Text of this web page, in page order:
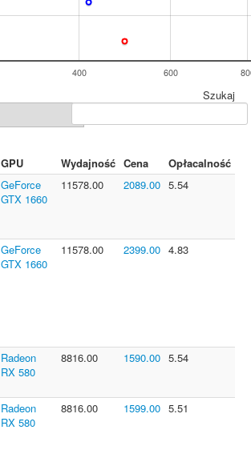
400 600
Szukaj
GPU Wydajność Cena
Opłacalność
GeForce
GTX 1660
11578.00 2089.00 5.54
GeForce
GTX 1660
11578.00 2399.00 4.83
Radeon
RX 580
8816.00 1590.00 5.54
Radeon
RX 580
8816.00 1599.00 5.51